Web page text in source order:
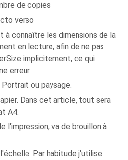
de copies
verso
à connaître les dimensions de la
en lecture, afin de ne pas
implicitement, ce qui
erreur.
ou paysage.
Dans cet article, tout sera
A4.
l'impression, va de brouillon à
Par habitude j'utilise